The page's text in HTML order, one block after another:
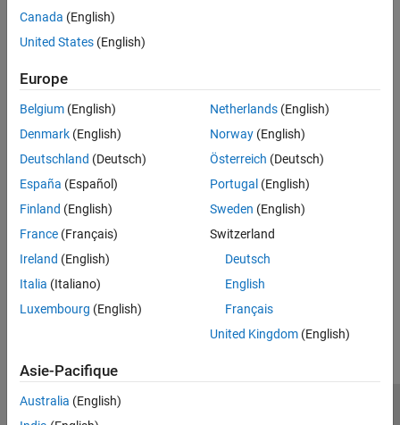
Methods
Version History
Introduced in R2025a
See Also
coder.descriptor.DataImplementation
How useful was this information?
Canada (English)
United States (English)
Europe
Belgium (English)
Denmark (English)
Deutschland (Deutsch)
España (Español)
Finland (English)
France (Français)
Ireland (English)
Italia (Italiano)
Luxembourg (English)
Netherlands(English)
Norway(English)
Österreich (Deutsch)
Portugal (English)
Sweden (English)
Switzerland
Deutsch
English
Français
United Kingdom(English)
Asie-Pacifique
Australia (English)